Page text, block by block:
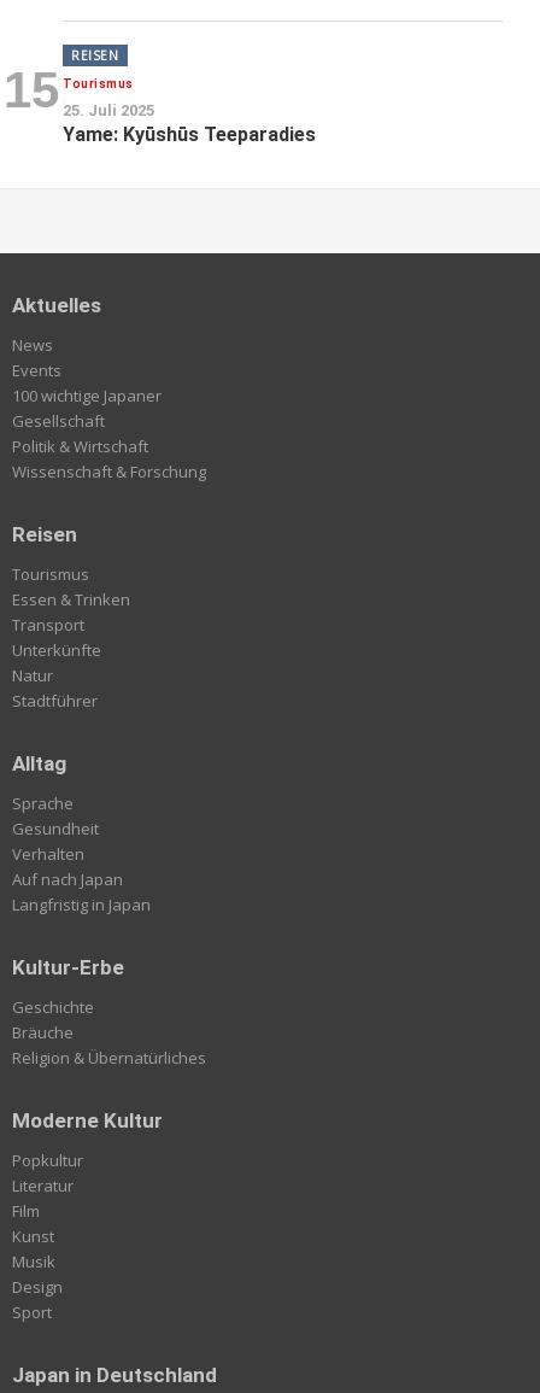
15
REISEN
Tourismus
25. Juli 2025
Yame: Kyūshūs Teeparadies
Aktuelles
News
Events
100 wichtige Japaner
Gesellschaft
Politik & Wirtschaft
Wissenschaft & Forschung
Reisen
Tourismus
Essen & Trinken
Transport
Unterkünfte
Natur
Stadtführer
Alltag
Sprache
Gesundheit
Verhalten
Auf nach Japan
Langfristig in Japan
Kultur-Erbe
Geschichte
Bräuche
Religion & Übernatürliches
Moderne Kultur
Popkultur
Literatur
Film
Kunst
Musik
Design
Sport
Japan in Deutschland